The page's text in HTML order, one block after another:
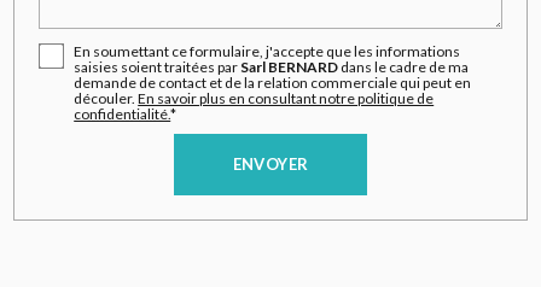
En soumettant ce formulaire, j'accepte que les informations
saisies soient traitées par Sarl BERNARD dans le cadre de ma
demande de contact et de la relation commerciale qui peut en
découler.En savoir plus en consultant notre politique de
confidentialité.*